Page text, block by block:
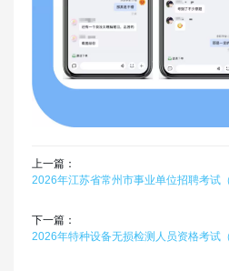
上一篇：
下一篇：